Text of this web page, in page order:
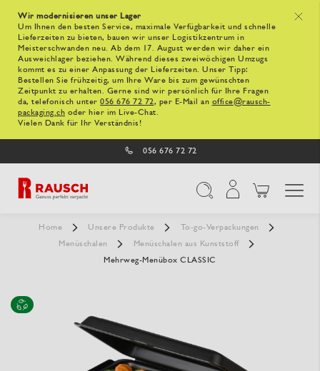
x
Wir modernisieren unser Lager
Um Ihnen den besten Service, maximale Verfügbarkeit und schnelle
Lieferzeiten zu bieten, bauen wir unser Logistikzentrum in
Meisterschwanden neu. Ab dem 17. August werden wir daher ein
Ausweichlager beziehen. Während dieses zweiwöchigen Umzugs
kommt es zu einer Anpassung der Lieferzeiten. Unser Tipp:
Bestellen Sie frühzeitig, um Ihre Ware bis zum gewünschten
Zeitpunkt zu erhalten. Gerne sind wir persönlich für Ihre Fragen
da, telefonisch unter 056 676 72 72, per E-Mail an office@rausch-
packaging.ch oder hier im Live-Chat.
Vielen Dank für Ihr Verständnis!
056 676 72 72
Home Unsere Produkte
To-go-Verpackungen
Menüschalen
Menüschalen aus Kunststoff
Mehrweg-Menübox CLASSIC